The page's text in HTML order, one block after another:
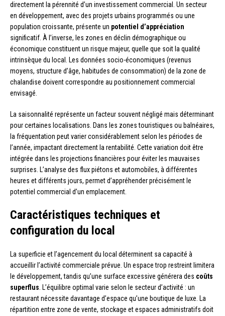
directement la pérennité d’un investissement commercial. Un secteur
en développement, avec des projets urbains programmés ou une
population croissante, présente un potentiel d’appréciation
significatif. À l’inverse, les zones en déclin démographique ou
économique constituent un risque majeur, quelle que soit la qualité
intrinsèque du local. Les données socio-économiques (revenus
moyens, structure d’âge, habitudes de consommation) de la zone de
chalandise doivent correspondre au positionnement commercial
envisagé.
La saisonnalité représente un facteur souvent négligé mais déterminant
pour certaines localisations. Dans les zones touristiques ou balnéaires,
la fréquentation peut varier considérablement selon les périodes de
l’année, impactant directement la rentabilité. Cette variation doit être
intégrée dans les projections financières pour éviter les mauvaises
surprises. L’analyse des flux piétons et automobiles, à différentes
heures et différents jours, permet d’appréhender précisément le
potentiel commercial d’un emplacement.
Caractéristiques techniques et
configuration du local
La superficie et l’agencement du local déterminent sa capacité à
accueillir l’activité commerciale prévue. Un espace trop restreint limitera
le développement, tandis qu’une surface excessive générera des coûts
superflus . L’équilibre optimal varie selon le secteur d’activité : un
restaurant nécessite davantage d’espace qu’une boutique de luxe. La
répartition entre zone de vente, stockage et espaces administratifs doit